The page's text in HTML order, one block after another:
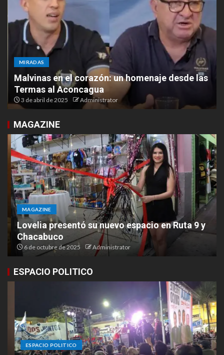
MIRADAS
Malvinas en el corazón: un homenaje desde las
Termas al Aconcagua
3 de abril de 2025 Administrator
MAGAZINE
MAGAZINE
Lovelia presentó su nuevo espacio en Ruta 9 y
Chacabuco
6 de octubre de 2025 Administrator
ESPACIO POLITICO
ESPACIO POLITICO